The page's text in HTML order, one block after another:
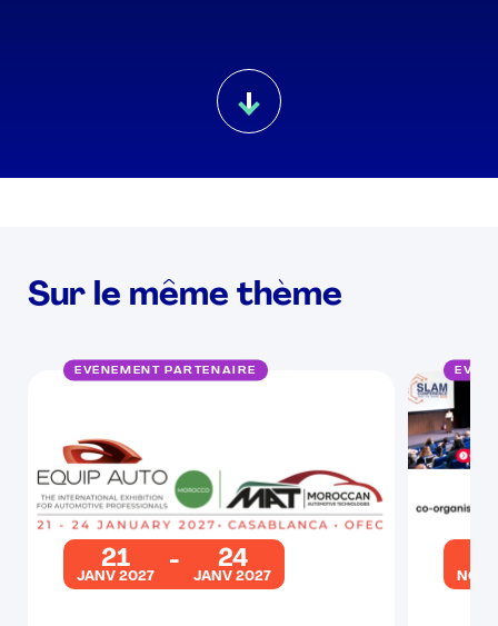
Sur le même thème
EVÉNEMENT PARTENAIRE
21
JANV 2027
24
JANV 2027 NOV